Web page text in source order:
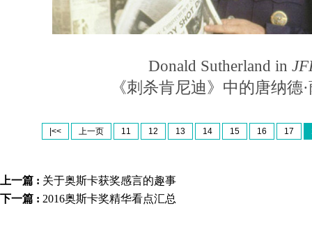
Donald Sutherland in
《刺杀肯尼迪》中的唐纳德
|<< 上一页 11 12 13 14 15 16 17
上一篇 : 关于奥斯卡获奖感言的趣事
下一篇 : 2016奥斯卡奖精华看点汇总